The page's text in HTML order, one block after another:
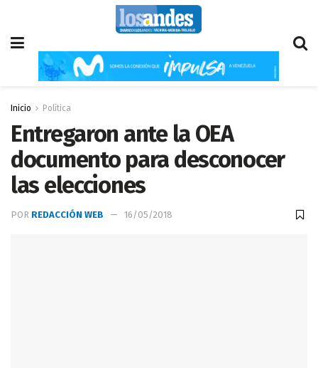
Inicio Política
Entregaron ante la OEA
documento para desconocer
las elecciones
POR REDACCIÓN WEB 16/05/2018